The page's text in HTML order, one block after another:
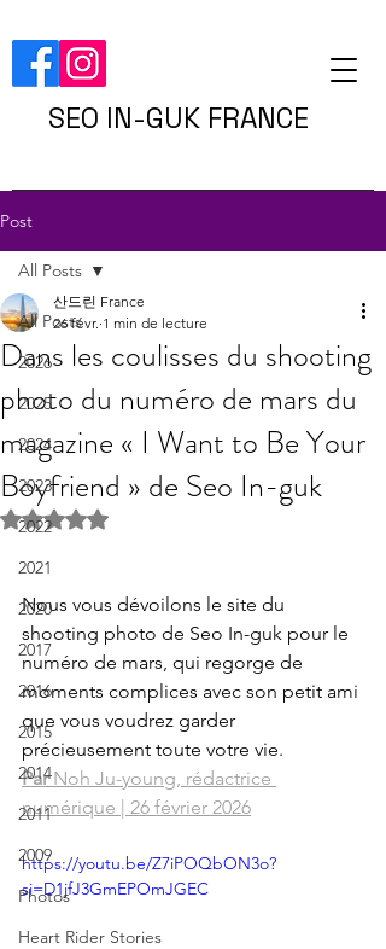
SEO IN-GUK FRANCE
Post
All Posts
2026
2025
2024
2023
2022
2021
2020
2017
2016
2015
2014
2011
2009
Photos
Heart Rider Stories
All Posts
Dans les coulisses du shooting
photo du numéro de mars du
magazine « I Want to Be Your
Boyfriend » de Seo In-guk
산드린 France
26 févr. 1 min de lecture
Noté NaN étoiles sur 5.
Nous vous dévoilons le site du
shooting photo de Seo In-guk pour le
numéro de mars, qui regorge de
moments complices avec son petit ami
que vous voudrez garder
précieusement toute votre vie.
Par Noh Ju-young, rédactrice
numérique | 26 février 2026
https://youtu.be/Z7iPOQbON3o?
si=D1jfJ3GmEPOmJGEC